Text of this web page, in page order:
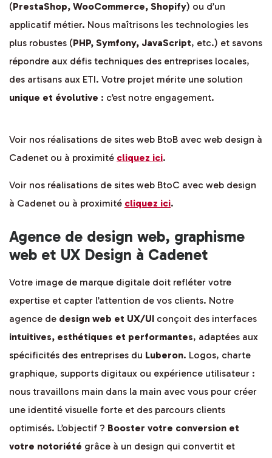
(PrestaShop, WooCommerce, Shopify) ou d’un
applicatif métier. Nous maîtrisons les technologies les
plus robustes (PHP, Symfony, JavaScript, etc.) et savons
répondre aux défis techniques des entreprises locales,
des artisans aux ETI. Votre projet mérite une solution
unique et évolutive : c’est notre engagement.
Voir nos réalisations de sites web BtoB avec web design à
Cadenet ou à proximité cliquez ici.
Voir nos réalisations de sites web BtoC avec web design
à Cadenet ou à proximité cliquez ici.
Agence de design web, graphisme
web et UX Design à Cadenet
Votre image de marque digitale doit refléter votre
expertise et capter l’attention de vos clients. Notre
agence de design web et UX/UI conçoit des interfaces
intuitives, esthétiques et performantes, adaptées aux
spécificités des entreprises du Luberon. Logos, charte
graphique, supports digitaux ou expérience utilisateur :
nous travaillons main dans la main avec vous pour créer
une identité visuelle forte et des parcours clients
optimisés. L’objectif ? Booster votre conversion et
votre notoriété grâce à un design qui convertit et